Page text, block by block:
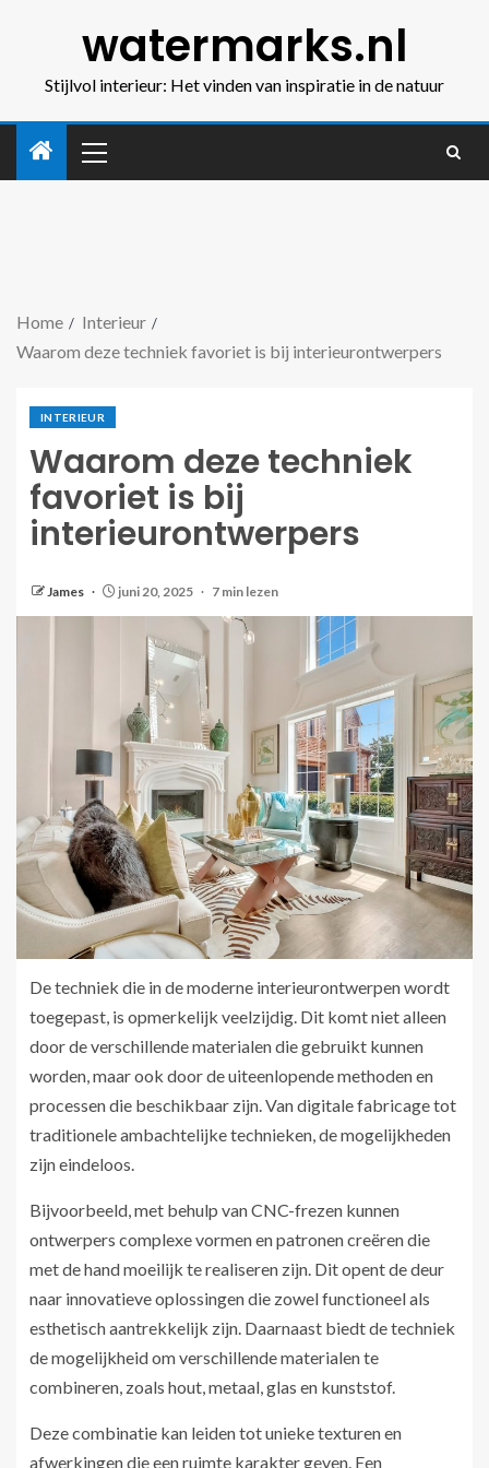
watermarks.nl
Stijlvol interieur: Het vinden van inspiratie in de natuur
Home
Interieur
Waarom deze techniek favoriet is bij interieurontwerpers
INTERIEUR
Waarom deze techniek
favoriet is bij
interieurontwerpers
James juni 20, 2025 7 min lezen
De techniek die in de moderne interieurontwerpen wordt
toegepast, is opmerkelijk veelzijdig. Dit komt niet alleen
door de verschillende materialen die gebruikt kunnen
worden, maar ook door de uiteenlopende methoden en
processen die beschikbaar zijn. Van digitale fabricage tot
traditionele ambachtelijke technieken, de mogelijkheden
zijn eindeloos.
Bijvoorbeeld, met behulp van CNC-frezen kunnen
ontwerpers complexe vormen en patronen creëren die
met de hand moeilijk te realiseren zijn. Dit opent de deur
naar innovatieve oplossingen die zowel functioneel als
esthetisch aantrekkelijk zijn. Daarnaast biedt de techniek
de mogelijkheid om verschillende materialen te
combineren, zoals hout, metaal, glas en kunststof.
Deze combinatie kan leiden tot unieke texturen en
afwerkingen die een ruimte karakter geven. Een